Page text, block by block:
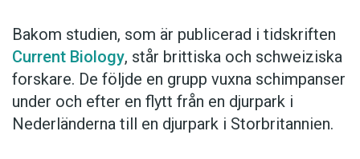
Bakom studien, som är publicerad i tidskriften
Current Biology, står brittiska och schweiziska
forskare. De följde en grupp vuxna schimpanser
under och efter en flytt från en djurpark i
Nederländerna till en djurpark i Storbritannien.